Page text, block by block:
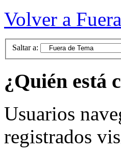
Volver a
Saltar a:
¿Quién está
Usuarios
registrados